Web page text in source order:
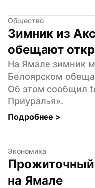
Общество
Зимник из
обещают
На Ямале зимник
Белоярском
Об этом сообщил
Приуралья».
Подробнее >
Экономика
на Ямале